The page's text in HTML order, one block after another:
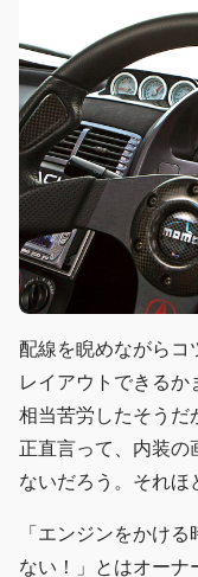
配線を睨めながらコ
レイアウトできるか
相当苦労したそうだ
正直言って、内装の
ないだろう。それほ
「エンジンをかけ
ない！」とはオーナ